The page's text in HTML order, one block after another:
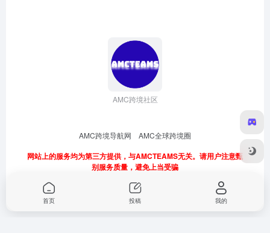
AMC跨境社区
AMC跨境导航网 AMC全球跨境圈
网站上的服务均为第三方提供，与AMCTEAMS无关。请用户注意甄
别服务质量，避免上当受骗
首页 投稿 我的